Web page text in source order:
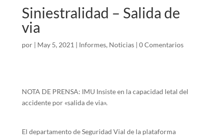
Siniestralidad – Salida de
via
por | May 5, 2021 | Informes, Noticias| 0 Comentarios
NOTA DE PRENSA: IMU Insiste en la capacidad letal del
accidente por «salida de via».
El departamento de Seguridad Vial de la plataforma